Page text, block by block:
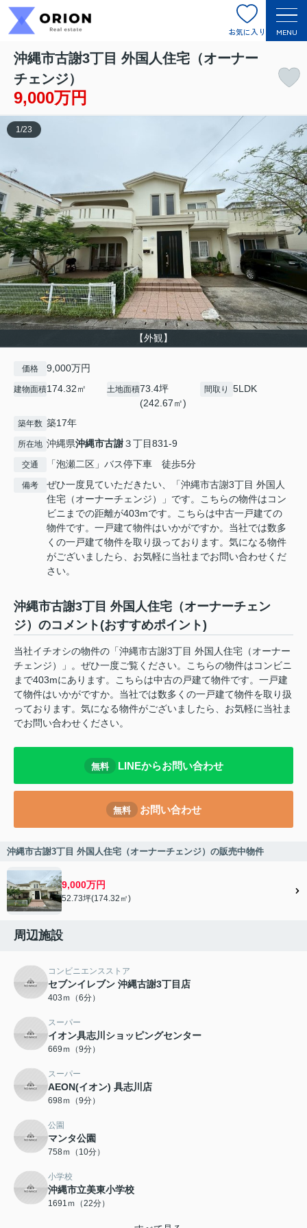
お気に入り MENU
沖縄市古謝3丁目 外国人住宅（オーナー
チェンジ）
9,000万円
【外観】
1 /23
価格 9,000万円
建物面積174.32㎡ 土地面積73.4坪
(242.67㎡)
間取り 5LDK
築年数 築17年
所在地 沖縄県沖縄市古謝３丁目831-9
交通 「泡瀬二区」バス停下車 徒歩5分
備考
ぜひ一度見ていただきたい、「沖縄市古謝3丁目 外国人
住宅（オーナーチェンジ）」です。こちらの物件はコン
ビニまでの距離が403mです。こちらは中古一戸建ての
物件です。一戸建て物件はいかがですか。当社では数多
くの一戸建て物件を取り扱っております。気になる物件
がございましたら、お気軽に当社までお問い合わせくだ
さい。
沖縄市古謝3丁目 外国人住宅（オーナーチェン
ジ）のコメント(おすすめポイント)
当社イチオシの物件の「沖縄市古謝3丁目 外国人住宅（オーナー
チェンジ）」。ぜひ一度ご覧ください。こちらの物件はコンビニ
まで403mにあります。こちらは中古の戸建て物件です。一戸建
て物件はいかがですか。当社では数多くの一戸建て物件を取り扱
っております。気になる物件がございましたら、お気軽に当社ま
でお問い合わせください。
無料 LINEからお問い合わせ
無料 お問い合わせ
沖縄市古謝3丁目 外国人住宅（オーナーチェンジ）の販売中物件
9,000万円
52.73坪(174.32㎡)
周辺施設
コンビニエンスストア
セブンイレブン 沖縄古謝3丁目店
403ｍ（6分）
スーパー
イオン具志川ショッピングセンター
669ｍ（9分）
スーパー
AEON(イオン) 具志川店
698ｍ（9分）
公園
マンタ公園
758ｍ（10分）
小学校
沖縄市立美東小学校
1691ｍ（22分）